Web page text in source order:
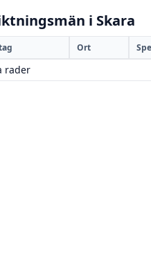
i Skara
Ort
rader